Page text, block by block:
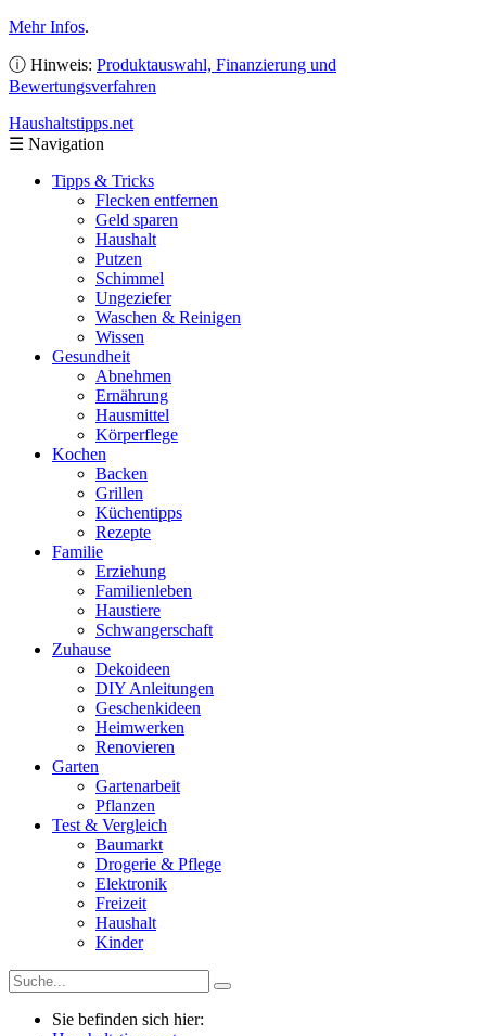
Mehr Infos.
ⓘ Hinweis: Produktauswahl, Finanzierung und
Bewertungsverfahren
Haushaltstipps.net
☰ Navigation
Tipps & Tricks
Flecken entfernen
Geld sparen
Haushalt
Putzen
Schimmel
Ungeziefer
Waschen & Reinigen
Wissen
Gesundheit
Abnehmen
Ernährung
Hausmittel
Körperflege
Kochen
Backen
Grillen
Küchentipps
Rezepte
Familie
Erziehung
Familienleben
Haustiere
Schwangerschaft
Zuhause
Dekoideen
DIY Anleitungen
Geschenkideen
Heimwerken
Renovieren
Garten
Gartenarbeit
Pflanzen
Test & Vergleich
Baumarkt
Drogerie & Pflege
Elektronik
Freizeit
Haushalt
Kinder
Sie befinden sich hier: